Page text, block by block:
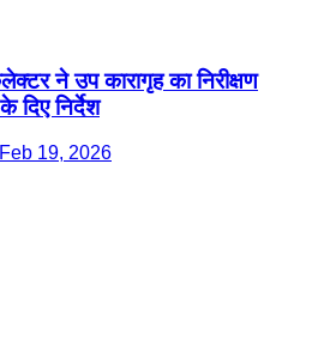
ने उप कारागृह का निरीक्षण
दिए निर्देश
19, 2026